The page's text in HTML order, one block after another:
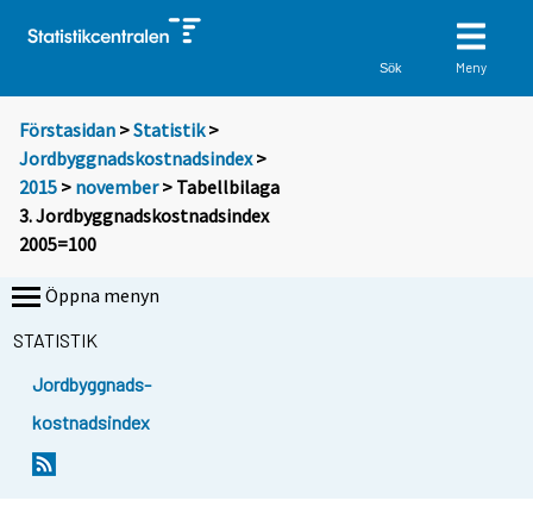
Sök Meny
Förstasidan >Statistik >
Jordbyggnadskostnadsindex>
2015 > november> Tabellbilaga
3. Jordbyggnadskostnadsindex
2005=100
Öppna menyn
STATISTIK
Jordbyggnads-
kostnadsindex